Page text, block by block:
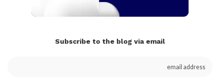
Subscribe to the blog via email